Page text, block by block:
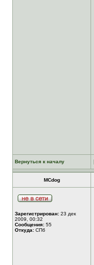
Вернуться к началу
MCdog
Зарегистрирован: 23 дек
2009, 00:32
Сообщения: 55
Откуда: СПб